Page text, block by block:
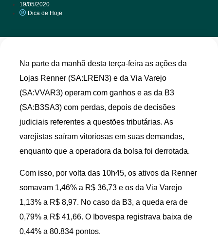
19/05/2020
Dica de Hoje
Na parte da manhã desta terça-feira as ações da
Lojas Renner (SA:LREN3) e da Via Varejo
(SA:VVAR3) operam com ganhos e as da B3
(SA:B3SA3) com perdas, depois de decisões
judiciais referentes a questões tributárias. As
varejistas saíram vitoriosas em suas demandas,
enquanto que a operadora da bolsa foi derrotada.
Com isso, por volta das 10h45, os ativos da Renner
somavam 1,46% a R$ 36,73 e os da Via Varejo
1,13% a R$ 8,97. No caso da B3, a queda era de
0,79% a R$ 41,66. O Ibovespa registrava baixa de
0,44% a 80.834 pontos.